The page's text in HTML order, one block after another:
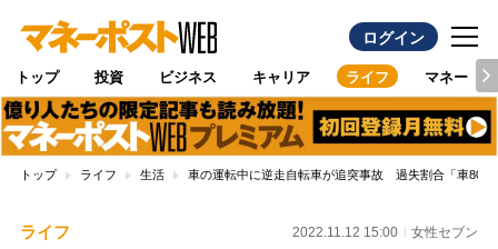
ログイン
トップ 投資 ビジネス キャリア ライフ マネー
トップ ライフ 生活 車の運転中に逆走自転車が追突事故 過失割合「車80、
ライフ 2022.11.12 15:00 女性セブン